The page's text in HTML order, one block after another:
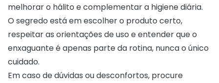
melhorar o hálito e complementar a higiene diária.
O segredo está em escolher o produto certo,
respeitar as orientações de uso e entender que o
enxaguante é apenas parte da rotina, nunca o único
cuidado.
Em caso de dúvidas ou desconfortos, procure